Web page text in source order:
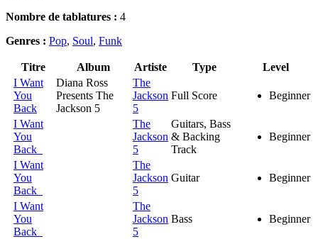
Nombre de tablatures : 4
Genres : Pop, Soul, Funk
Titre Album Artiste Type
Level
I Want
You
Back
Diana Ross
Presents The
Jackson 5
The
Jackson
5
Full Score Beginner
I Want
You
Back
The
Jackson
5
Guitars, Bass
& Backing
Track
Beginner
I Want
You
Back
The
Jackson
5
Guitar Beginner
I Want
You
Back
The
Jackson
5
Bass Beginner